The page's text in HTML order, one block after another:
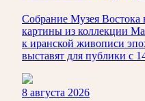
Собрание Музея
картины из коллекции
к иранской живописи
выставят для публики с
8 августа 2026